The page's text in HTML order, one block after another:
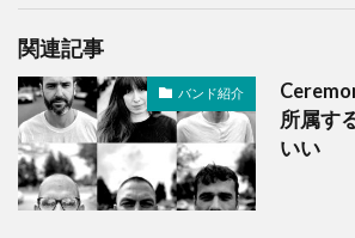
関連記事
バンド紹介
所属す
いい